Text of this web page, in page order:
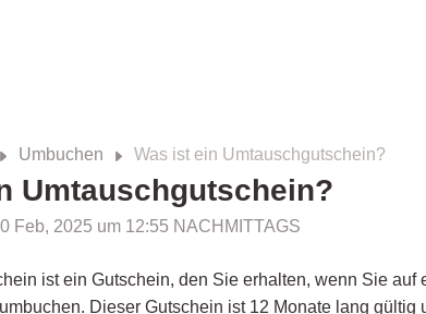
Umbuchen Was ist ein Umtauschgutschein?
Umtauschgutschein?
Feb, 2025 um 12:55 NACHMITTAGS
ist ein Gutschein, den Sie erhalten, wenn Sie
Dieser Gutschein ist 12 Monate lang gültig